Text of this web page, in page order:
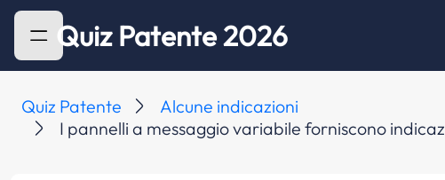
Quiz Patente 2026
Quiz Patente
Alcune indicazioni
I pannelli a messaggio variabile forniscono